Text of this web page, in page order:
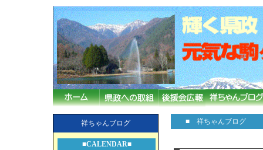
祥ちゃんブログ
■CALENDAR■
■ 祥ちゃんブログ